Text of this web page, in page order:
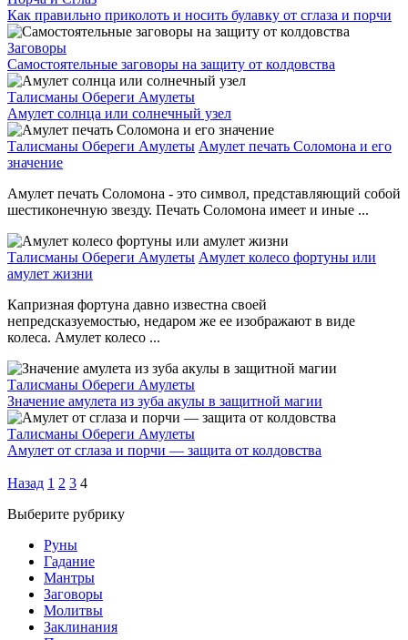
Как правильно приколоть и носить булавку от сглаза и порчи
Заговоры
Самостоятельные заговоры на защиту от колдовства
Талисманы Обереги Амулеты
Амулет солнца или солнечный узел
Талисманы Обереги Амулеты Амулет печать Соломона и его
значение
Амулет печать Соломона - это символ, представляющий собой
шестиконечную звезду. Печать Соломона имеет и иные ...
Талисманы Обереги Амулеты Амулет колесо фортуны или
амулет жизни
Капризная фортуна давно известна своей
непредсказуемостью, недаром же ее изображают в виде
колеса. Амулет колесо ...
Талисманы Обереги Амулеты
Значение амулета из зуба акулы в защитной магии
Талисманы Обереги Амулеты
Амулет от сглаза и порчи — защита от колдовства
Назад 1 2 3 4
Выберите рубрику
Руны
Гадание
Мантры
Заговоры
Молитвы
Заклинания